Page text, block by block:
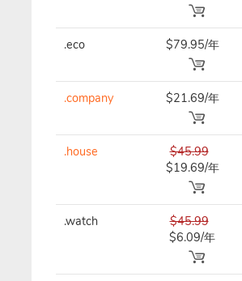
.eco $79.95/年
.company $21.69/年
.house
$45.99
$19.69/年
.watch
$45.99
$6.09/年